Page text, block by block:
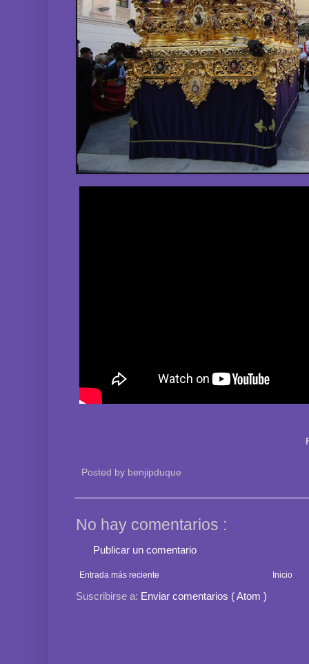
Posted by benjipduque
No hay comentarios :
Publicar un comentario
Entrada más reciente Inicio
Suscribirse a: Enviar comentarios ( Atom )